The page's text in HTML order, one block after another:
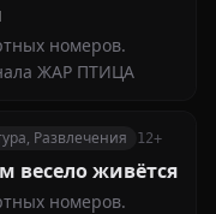
номеров.
ЖАР ПТИЦА
Развлечения 12+
весело живётся
номеров.